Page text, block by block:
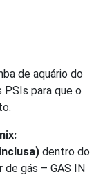
de aquário do
PSIs para que o
dentro do
de gás – GAS IN